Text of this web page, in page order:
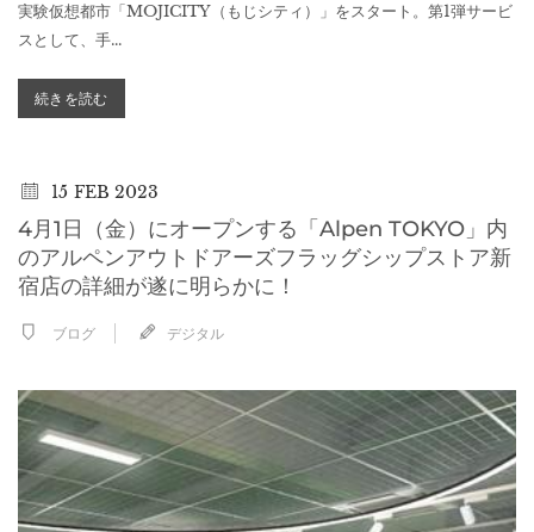
実験仮想都市「MOJICITY（もじシティ）」をスタート。第1弾サービ
スとして、手...
続きを読む
15 FEB 2023
4月1日（金）にオープンする「Alpen TOKYO」内
のアルペンアウトドアーズフラッグシップストア新
宿店の詳細が遂に明らかに！
ブログ デジタル